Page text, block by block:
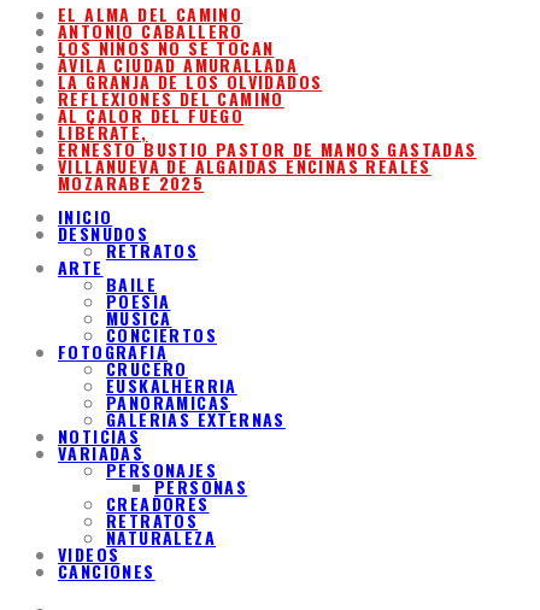
EL ALMA DEL CAMINO
ANTONIO CABALLERO
LOS NIÑOS NO SE TOCAN
ÁVILA CIUDAD AMURALLADA
LA GRANJA DE LOS OLVIDADOS
REFLEXIONES DEL CAMINO
AL CALOR DEL FUEGO
LIBÉRATE,
ERNESTO BUSTIO PASTOR DE MANOS GASTADAS
VILLANUEVA DE ALGAIDAS ENCINAS REALES
MOZARABE 2025
INICIO
DESNUDOS
RETRATOS
ARTE
BAILE
POESIA
MUSICA
CONCIERTOS
FOTOGRAFIA
CRUCERO
EUSKALHERRIA
PANORAMICAS
GALERIAS EXTERNAS
NOTICIAS
VARIADAS
PERSONAJES
PERSONAS
CREADORES
RETRATOS
NATURALEZA
VIDEOS
CANCIONES